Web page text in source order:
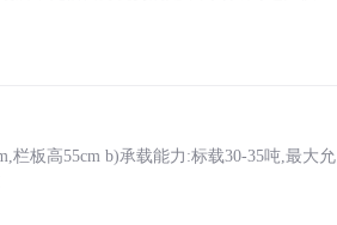
栏板高55cm b)承载能力:标载30-35吨,最大允